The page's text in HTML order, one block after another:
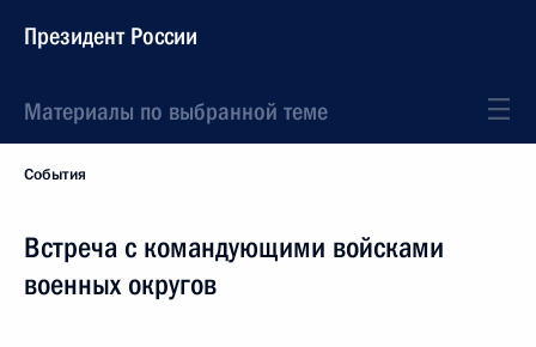
Президент России
Материалы по выбранной теме
События
Встреча с командующими войсками
военных округов